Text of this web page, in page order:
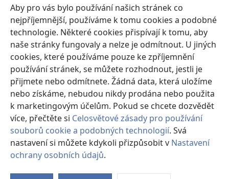
Aby pro vás bylo používání našich stránek co
nejpříjemnější, používáme k tomu cookies a podobné
technologie. Některé cookies přispívají k tomu, aby
naše stránky fungovaly a nelze je odmítnout. U jiných
cookies, které používáme pouze ke zpříjemnění
používání stránek, se můžete rozhodnout, jestli je
přijmete nebo odmítnete. Žádná data, která uložíme
nebo získáme, nebudou nikdy prodána nebo použita
k marketingovým účelům. Pokud se chcete dozvědět
více, přečtěte si Celosvětové zásady pro používání
souborů cookie a podobných technologií. Svá
nastavení si můžete kdykoli přizpůsobit v Nastavení
ochrany osobních údajů.
nové
okno) ONLINE KNIHOVNA Strážné věže
(otevřeno
nové
okno)JW Hub®
(otevřeno
nové
okno)JW Library
Watchtower Library
Copyright© 2026 Watch Tower Bible and Tract Society of Pennsylvania.
PODMÍNKY POUŽITÍ| OCHRANA SOUKROMÍ
SOUKROMÍ